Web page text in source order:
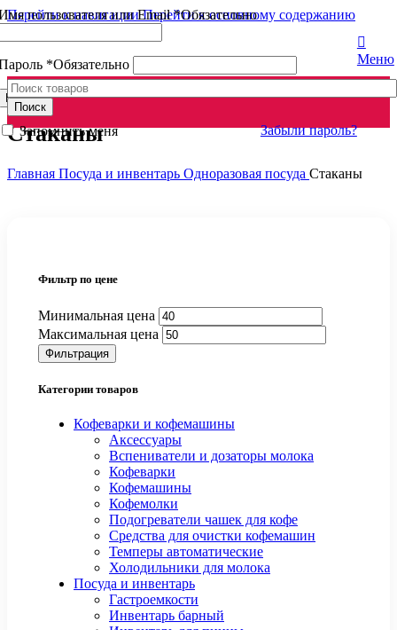
Перейти к навигацииПерейти к основному содержанию
пользователя или Email*Обязательно
*Обязательно
Войти
Забыли пароль?
Запомнить меня
Меню
Поиск
Стаканы
Главная Посуда и инвентарь Одноразовая посуда Стаканы
Фильтр по цене
Минимальная цена
Максимальная цена
Фильтрация
Категории товаров
Кофеварки и кофемашины
Аксессуары
Вспениватели и дозаторы молока
Кофеварки
Кофемашины
Кофемолки
Подогреватели чашек для кофе
Средства для очистки кофемашин
Темперы автоматические
Холодильники для молока
Посуда и инвентарь
Гастроемкости
Инвентарь барный